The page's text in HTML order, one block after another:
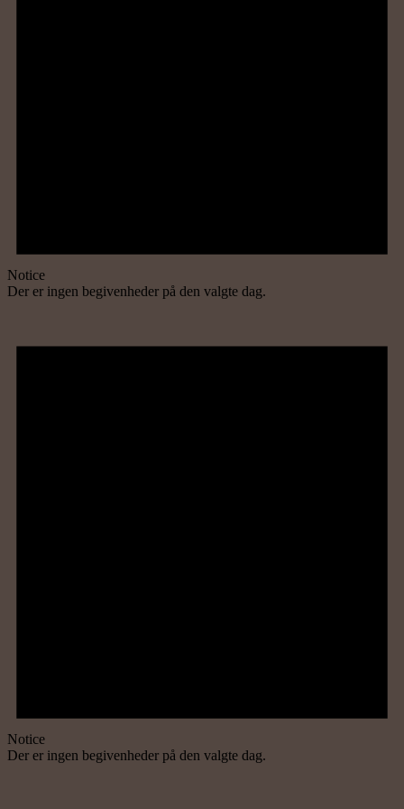
Notice
Der er ingen begivenheder på den valgte dag.
Notice
Der er ingen begivenheder på den valgte dag.